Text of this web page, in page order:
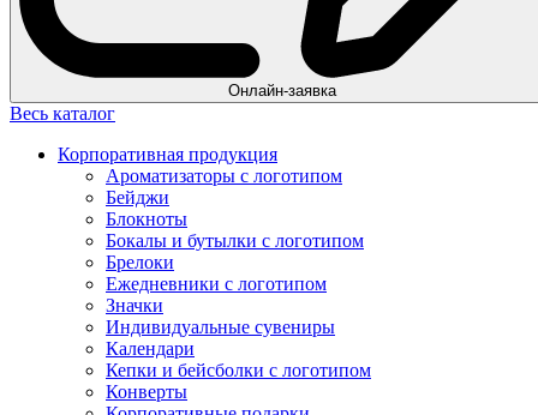
Онлайн-заявка
Весь каталог
Корпоративная продукция
Ароматизаторы с логотипом
Бейджи
Блокноты
Бокалы и бутылки с логотипом
Брелоки
Ежедневники с логотипом
Значки
Индивидуальные сувениры
Календари
Кепки и бейсболки с логотипом
Конверты